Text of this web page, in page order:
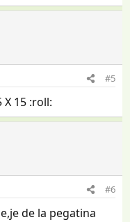
#5
15 :roll:
#6
de la pegatina